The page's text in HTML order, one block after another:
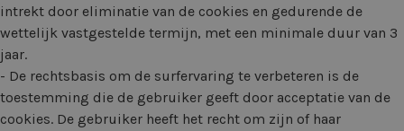
intrekt door eliminatie van de cookies en gedurende de
wettelijk vastgestelde termijn, met een minimale duur van 3
jaar.
- De rechtsbasis om de surfervaring te verbeteren is de
toestemming die de gebruiker geeft door acceptatie van de
cookies. De gebruiker heeft het recht om zijn of haar